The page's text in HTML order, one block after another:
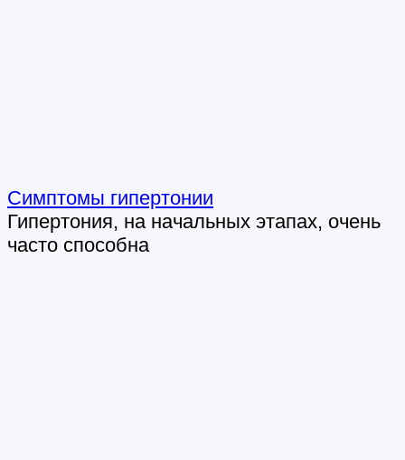
Симптомы гипертонии
Гипертония, на начальных этапах, очень
часто способна